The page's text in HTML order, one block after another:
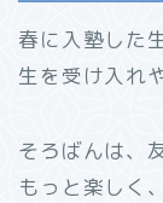
春に入塾した
生を受け入れ
そろばんは、
もっと楽しく